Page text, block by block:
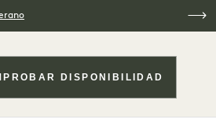
DISPONIBILIDAD